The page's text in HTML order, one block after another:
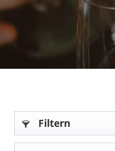
Filtern